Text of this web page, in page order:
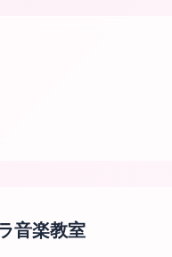
音楽教室